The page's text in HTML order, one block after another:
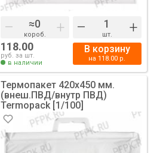
– короб. + – шт. +
118.00
руб. за шт.
в наличии
В корзину
на 118.00 р.
Термопакет 420х450 мм.
(внеш.ПВД/внутр ПВД)
Termopack [1/100]